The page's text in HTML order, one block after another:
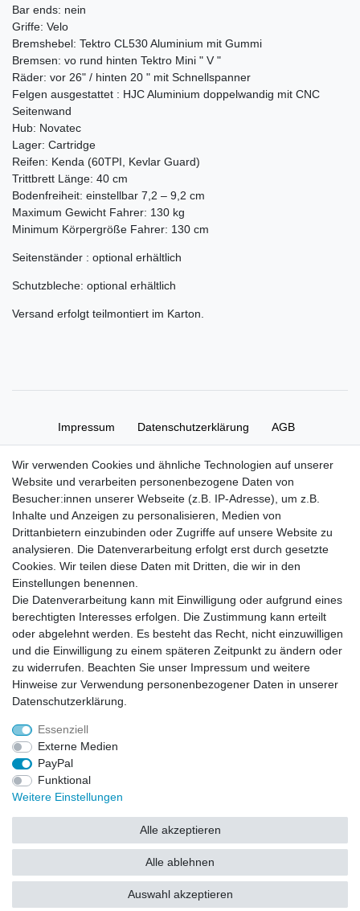
Bar ends: nein
Griffe: Velo
Bremshebel: Tektro CL530 Aluminium mit Gummi
Bremsen: vo rund hinten Tektro Mini " V "
Räder: vor 26" / hinten 20 " mit Schnellspanner
Felgen ausgestattet : HJC Aluminium doppelwandig mit CNC
Seitenwand
Hub: Novatec
Lager: Cartridge
Reifen: Kenda (60TPI, Kevlar Guard)
Trittbrett Länge: 40 cm
Bodenfreiheit: einstellbar 7,2 – 9,2 cm
Maximum Gewicht Fahrer: 130 kg
Minimum Körpergröße Fahrer: 130 cm
Seitenständer : optional erhältlich
Schutzbleche: optional erhältlich
Versand erfolgt teilmontiert im Karton.
Impressum Daten­schutz­erklärung AGB
Widerrufs­recht Vertrag widerrufen Kontakt
Zahlung und Versand
Zahlung
Versand
Batterieverordnung
Im Zusammenhang mit dem Vertrieb von Batterien oder mit der Lieferung von
Geräten, die Batterien enthalten, sind wir verpflichtet, Sie auf folgendes
hinzuweisen:
Sie sind zur Rückgabe gebrauchter Batterien als Endnutzer gesetzlich
verpflichtet. Sie können Altbatterien, die wir als Neubatterien im Sortiment
(Versandadresse) zurückgeben. Die auf den Batterien abgebildeten Symbole
Das Symbol der durchgekreuzten Mülltonne bedeutet, dass die Batterie nicht
in den Hausmüll gegeben werden darf.
Pb = Batterie enthält mehr als 0,004 Masseprozent Blei
Cd = Batterie enthält mehr als 0,002 Masseprozent Cadmium
Hg = Batterie enthält mehr als 0,0005 Masseprozent Quecksilber.
Bitte beachten Sie die vorstehenden Hinweise.
Wir verwenden Cookies und ähnliche Technologien auf unserer
Website und verarbeiten personenbezogene Daten von
Besucher:innen unserer Webseite (z.B. IP-Adresse), um z.B.
Inhalte und Anzeigen zu personalisieren, Medien von
Drittanbietern einzubinden oder Zugriffe auf unsere Website zu
analysieren. Die Datenverarbeitung erfolgt erst durch gesetzte
Cookies. Wir teilen diese Daten mit Dritten, die wir in den
Einstellungen benennen.
Die Datenverarbeitung kann mit Einwilligung oder aufgrund eines
berechtigten Interesses erfolgen. Die Zustimmung kann erteilt
oder abgelehnt werden. Es besteht das Recht, nicht einzuwilligen
und die Einwilligung zu einem späteren Zeitpunkt zu ändern oder
zu widerrufen. Beachten Sie unser Impressum und weitere
Hinweise zur Verwendung personenbezogener Daten in unserer
Daten­schutz­erklärung
Essenziell
Externe Medien
PayPal
Funktional
Weitere Einstellungen
Alle akzeptieren
Alle ablehnen
Auswahl akzeptieren